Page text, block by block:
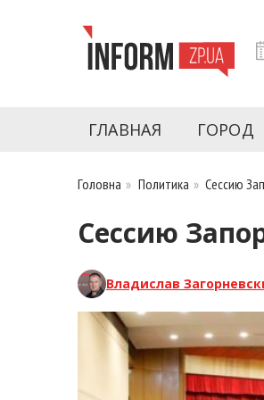
INFORM.ZP.UA –
последние новости
ГЛАВНАЯ ГОРОД
Головна » Политика »Сессию
Сессию
Владислав